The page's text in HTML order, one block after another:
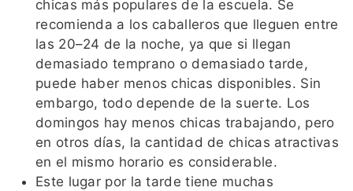
chicas más populares de la escuela. Se
recomienda a los caballeros que lleguen entre
las 20–24 de la noche, ya que si llegan
demasiado temprano o demasiado tarde,
puede haber menos chicas disponibles. Sin
embargo, todo depende de la suerte. Los
domingos hay menos chicas trabajando, pero
en otros días, la cantidad de chicas atractivas
en el mismo horario es considerable.
Este lugar por la tarde tiene muchas